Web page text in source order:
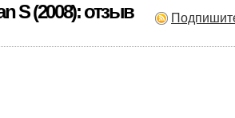
S (2008): отзыв